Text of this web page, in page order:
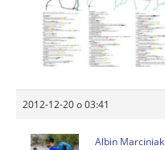
2012-12-20 o 03:41
Albin Marciniak